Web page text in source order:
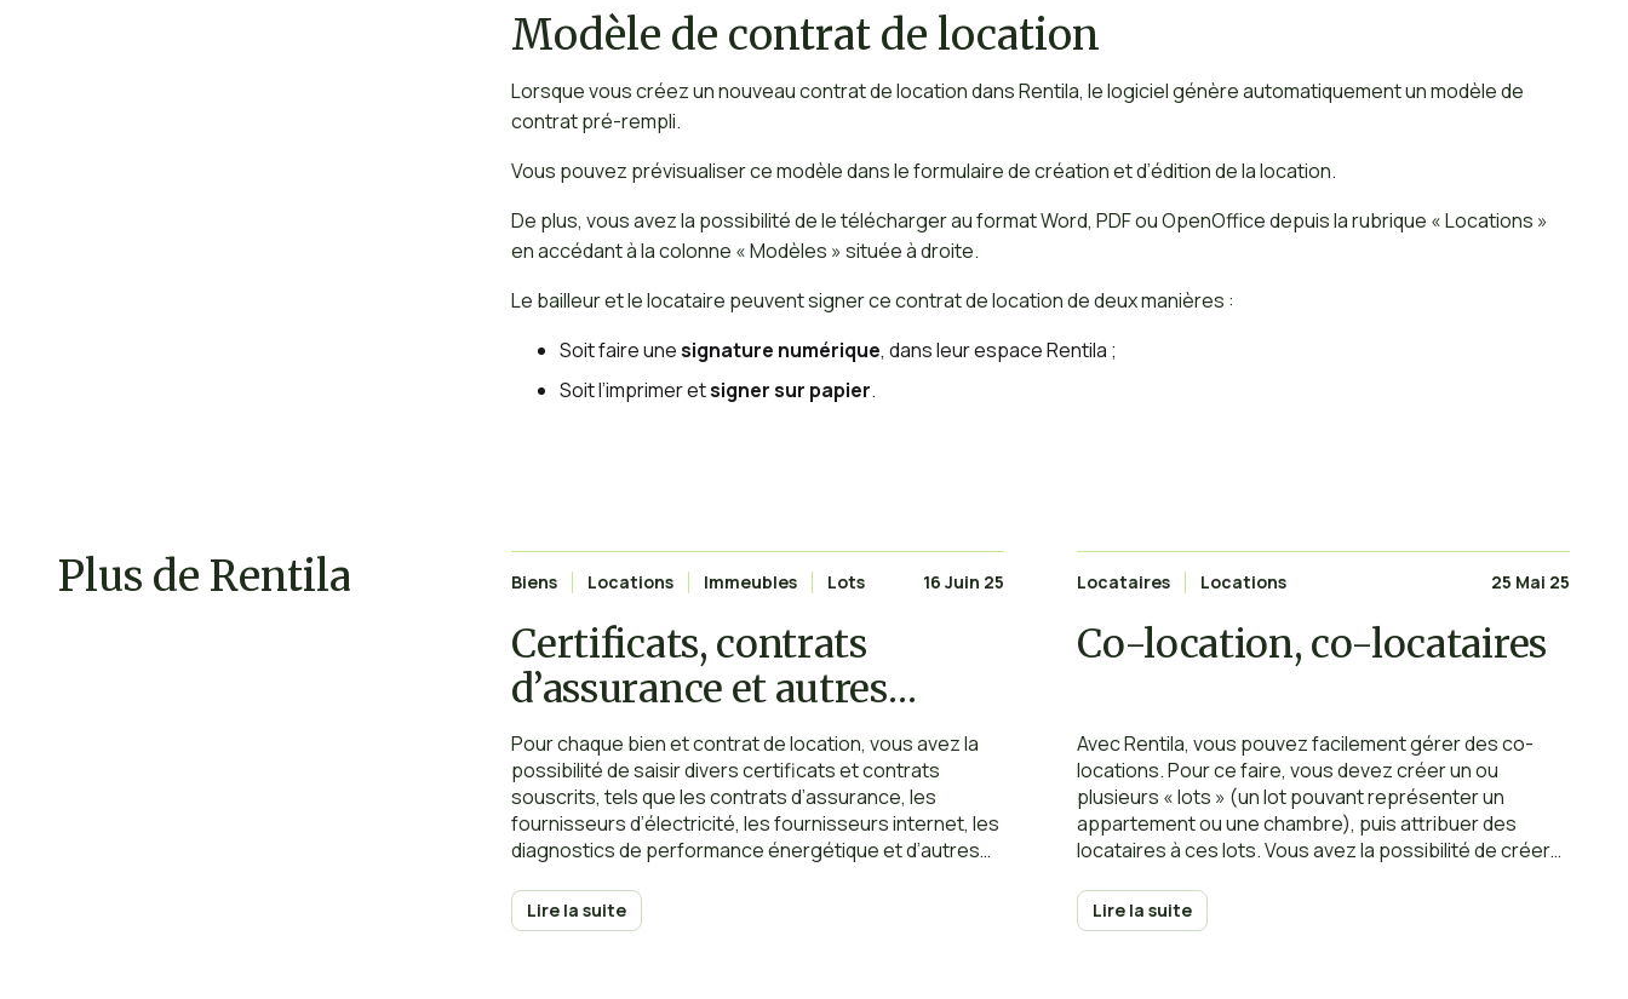
Modèle de contrat de location
Lorsque vous créez un nouveau contrat de location dans Rentila, le logiciel génère automatiquement un modèle de
contrat pré-rempli.
Vous pouvez prévisualiser ce modèle dans le formulaire de création et d’édition de la location.
De plus, vous avez la possibilité de le télécharger au format Word, PDF ou OpenOffice depuis la rubrique « Locations »
en accédant à la colonne « Modèles » située à droite.
Le bailleur et le locataire peuvent signer ce contrat de location de deux manières :
Soit faire unesignature numérique, dans leur espace Rentila ;
Soit l’imprimer etsigner sur papier.
Plus de Rentila Biens Locations Immeubles Lots 16 Juin 25
Certificats, contrats
d’assurance et autres
contrats
Pour chaque bien et contrat de location, vous avez la
possibilité de saisir divers certificats et contrats
souscrits, tels que les contrats d’assurance, les
fournisseurs d’électricité, les fournisseurs internet, les
diagnostics de performance énergétique et d’autres
entrer ces informations dans l’onglet « Contrats et
Diagnostics », qui regroupe
Lire la suite
Locataires Locations 25 Mai 25
Co-location, co-locataires
Avec Rentila, vous pouvez facilement gérer des co-
locations. Pour ce faire, vous devez créer un ou
plusieurs « lots » (un lot pouvant représenter un
appartement ou une chambre), puis attribuer des
locataires à ces lots. Vous avez la possibilité de créer
lot est loué à plusieurs locataires.
Lire la suite